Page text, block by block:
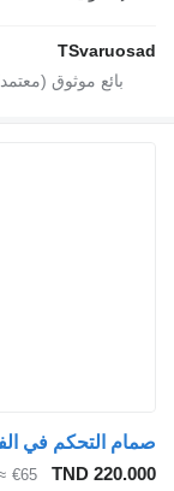
TSvaruosad
TND 220.000
€65